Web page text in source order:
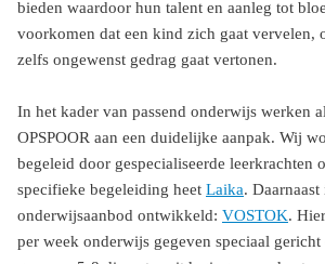
bieden waardoor hun talent en aanleg tot
voorkomen dat een kind zich gaat vervelen,
zelfs ongewenst gedrag gaat vertonen.
In het kader van passend onderwijs werken
OPSPOOR aan een duidelijke aanpak. Wij
begeleid door gespecialiseerde leerkrachten
specifieke begeleiding heet Laika. Daarnaast
onderwijsaanbod ontwikkeld: VOSTOK.
per week onderwijs gegeven speciaal